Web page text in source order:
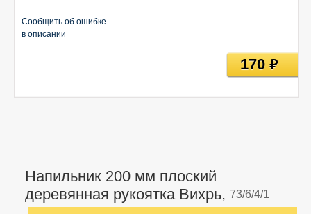
Напильник 200 мм плоский
деревянная рукоятка Вихрь, 73/6/4/1
Сообщить об ошибке
в описании
170руб